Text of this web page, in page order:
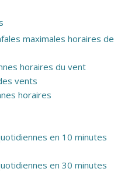
maximales horaires de
horaires du vent
vents
horaires
en 10 minutes
en 30 minutes